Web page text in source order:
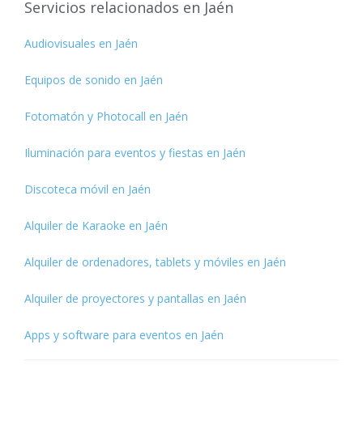
Servicios relacionados en Jaén
Audiovisuales en Jaén
Equipos de sonido en Jaén
Fotomatón y Photocall en Jaén
Iluminación para eventos y fiestas en Jaén
Discoteca móvil en Jaén
Alquiler de Karaoke en Jaén
Alquiler de ordenadores, tablets y móviles en Jaén
Alquiler de proyectores y pantallas en Jaén
Apps y software para eventos en Jaén